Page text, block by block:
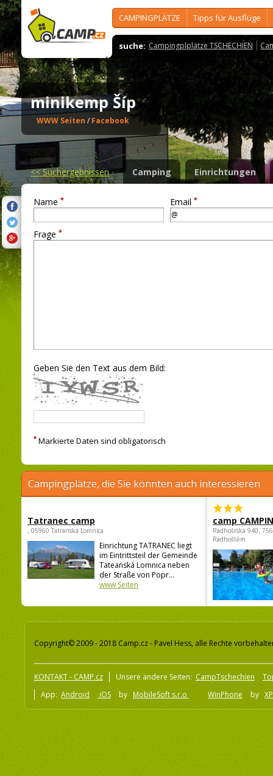
CAMPINGPLÄTZE Tipps für Ausflüge
suche: Campingplplätze TSCHECHIEN
minikemp Šíp
WWW Seiten / Facebook
<<Suchergebnissen Camping Einrichtungen
Name * Email *
Frage *
Geben Sie den Text aus dem Bild:
* Markierte Daten sind obligatorisch
Campingplätze, die Sie könnten auch interessieren
Tatranec camp
, 05960 Tatranská Lomnica
Einrichtung TATRANEC liegt
im Eintrittsteil der Gemeinde
Tateanská Lomnica neben
der Straße von Popr...
www Seiten
camp
Radhošťská 940,
Radhoštěm
Copyright© 2009 - 2018 Camp.cz - Pavel Hess, alle Rechte
KONTAKT - CAMP.cz Unsere andere Seiten: CampTschechien
App: Android iOS by MobileSoft s.r.o WinPhone by